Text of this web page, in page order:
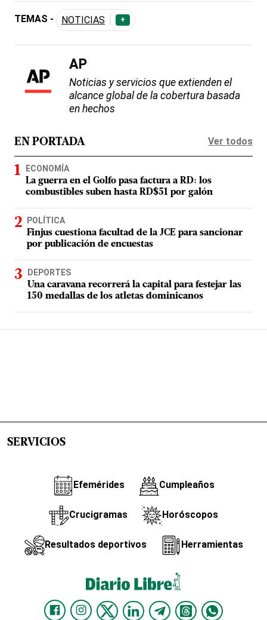
TEMAS - NOTICIAS +
AP
Noticias y servicios que extienden el
alcance global de la cobertura basada
en hechos
EN PORTADA Ver todos
ECONOMÍA
La guerra en el Golfo pasa factura a RD: los
combustibles suben hasta RD$51 por galón
POLÍTICA
Finjus cuestiona facultad de la JCE para sancionar
por publicación de encuestas
DEPORTES
Una caravana recorrerá la capital para festejar las
150 medallas de los atletas dominicanos
SERVICIOS
Efemérides Cumpleaños
Crucigramas Horóscopos
Resultados deportivos Herramientas